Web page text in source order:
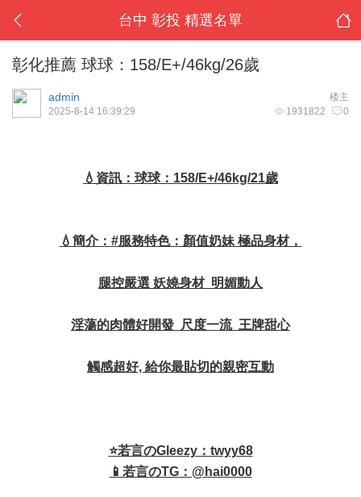
台中 彰投 精選名單
彰化推薦 球球：158/E+/46kg/26歲
楼主
admin
1931822 0
2025-8-14 16:39:29
💧資訊：球球：158/E+/46kg/21歲
💧簡介：#服務特色：顏值奶妹 極品身材，
腿控嚴選 妖嬈身材 明媚動人
淫蕩的肉體好開發 尺度一流 王牌甜心
觸感超好, 給你最貼切的親密互動
⭐若言のGleezy：twyy68
📱若言のTG：@hai0000